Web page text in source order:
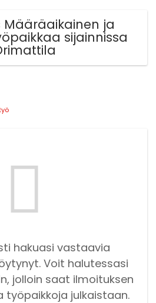
Määräaikainen ja
sijainnissa
hakuasi vastaavia
Voit halutessasi
jolloin saat ilmoituksen
työpaikkoja julkaistaan.